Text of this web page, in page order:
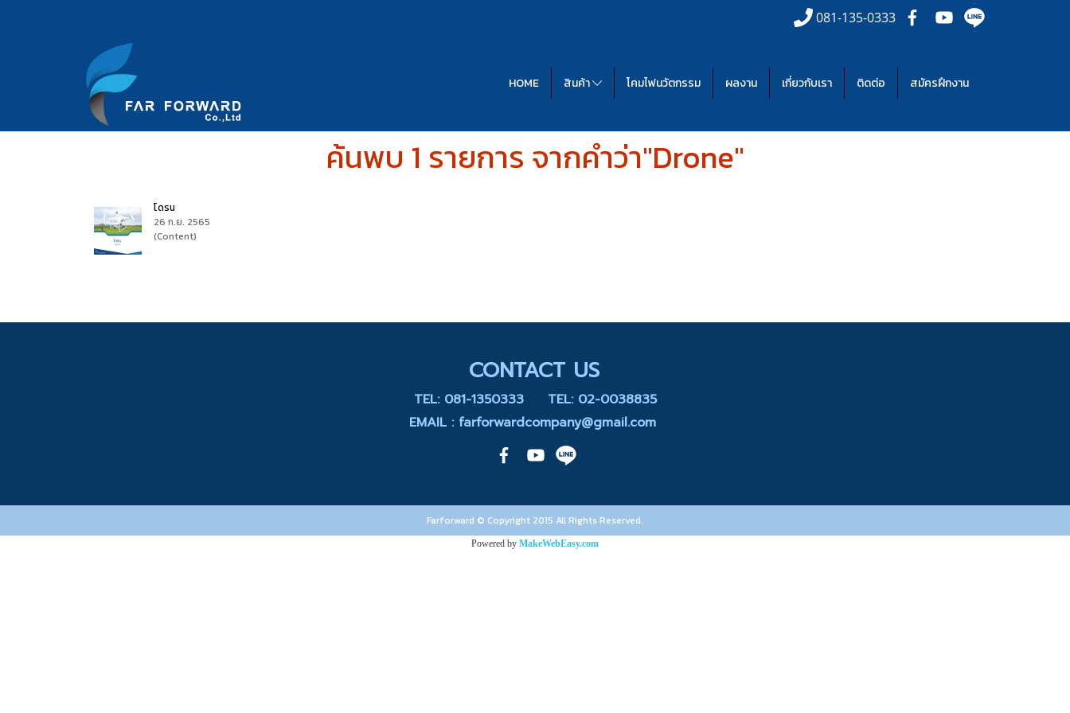
081-135-0333
HOME สินค้า โคมไฟนวัตกรรม ผลงาน เกี่ยวกับเรา ติดต่อ สมัครฝึกงาน
ค้นพบ 1 รายการ จากคำว่า"Drone"
โดรน
26 ก.ย. 2565
(Content)
CONTACT US
TEL: 081-1350333
TEL: 02-0038835
EMAIL : farforwardcompany@gmail.com
Farforward © Copyright 2015 All Rights Reserved.
Powered by MakeWebEasy.com